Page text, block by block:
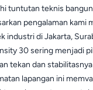
tuntutan teknis
pengalaman kami
industri di Jakarta,
30 sering menjadi
tekan dan
lapangan ini